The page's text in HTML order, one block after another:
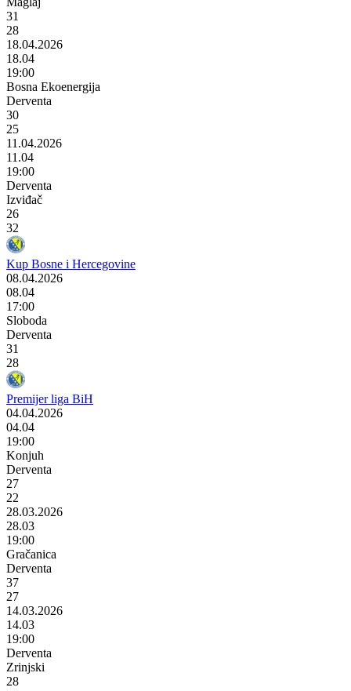
31
28
18.04.2026
18.04
19:00
Bosna Ekoenergija
Derventa
30
25
11.04.2026
11.04
19:00
Derventa
Izviđač
26
32
Kup Bosne i Hercegovine
08.04.2026
08.04
17:00
Sloboda
Derventa
31
28
Premijer liga BiH
04.04.2026
04.04
19:00
Konjuh
Derventa
27
22
28.03.2026
28.03
19:00
Gračanica
Derventa
37
27
14.03.2026
14.03
19:00
Derventa
Zrinjski
28